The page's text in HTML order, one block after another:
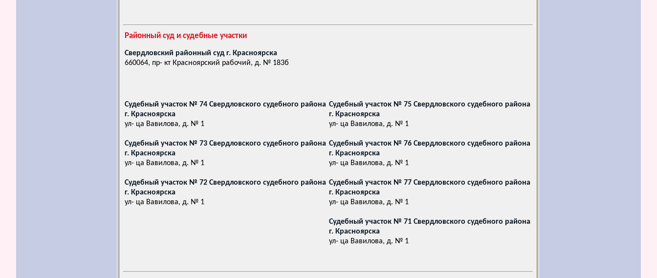
Районный суд и судебные участки
Свердловский районный суд г. Красноярска
660064, пр- кт Красноярский рабочий, д. № 183б
Судебный участок № 74 Свердловского судебного района
г. Красноярска
ул- ца Вавилова, д. № 1
Судебный участок № 73 Свердловского судебного района
г. Красноярска
ул- ца Вавилова, д. № 1
Судебный участок № 72 Свердловского судебного района
г. Красноярска
ул- ца Вавилова, д. № 1
Судебный участок № 75 Свердловского судебного района
г. Красноярска
ул- ца Вавилова, д. № 1
Судебный участок № 76 Свердловского судебного района
г. Красноярска
ул- ца Вавилова, д. № 1
Судебный участок № 77 Свердловского судебного района
г. Красноярска
ул- ца Вавилова, д. № 1
Судебный участок № 71 Свердловского судебного района
г. Красноярска
ул- ца Вавилова, д. № 1